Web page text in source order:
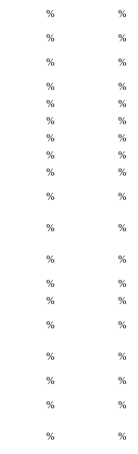
% %
%
%
% %
%
%
%
%
%
%
%
%
%
%
%
%
% %
% %
% %
%
%
%
%
% %
% %
%
%
% %
% %